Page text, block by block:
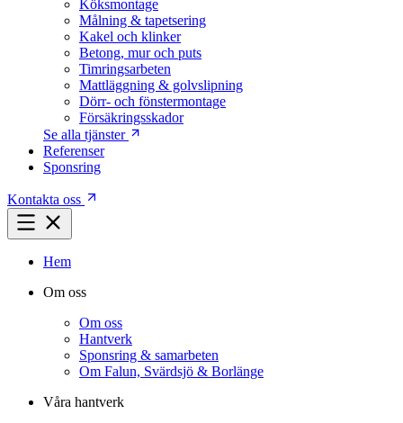
Köksmontage
Målning & tapetsering
Kakel och klinker
Betong, mur och puts
Timringsarbeten
Mattläggning & golvslipning
Dörr- och fönstermontage
Försäkringsskador
Se alla tjänster
Referenser
Sponsring
Kontakta oss
Hem
Om oss
Om oss
Hantverk
Sponsring & samarbeten
Om Falun, Svärdsjö & Borlänge
Våra hantverk